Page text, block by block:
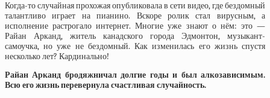
Когда-то случайная прохожая опубликовала в сети видео, где бездомный
талантливо играет на пианино. Вскоре ролик стал вирусным, а
исполнение растрогало интернет. Многие уже знают о нём: это —
Райан Арканд, житель канадского города Эдмонтон, музыкант-
самоучка, но уже не бездомный. Как изменилась его жизнь спустя
несколько лет? Кардинально!
Райан Арканд бродяжничал долгие годы и был алкозависимым.
Всю его жизнь перевернула счастливая случайность.